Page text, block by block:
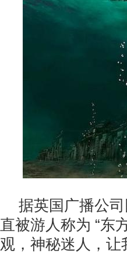
据英国广播公
直被游人称为 “东
观，神秘迷人，